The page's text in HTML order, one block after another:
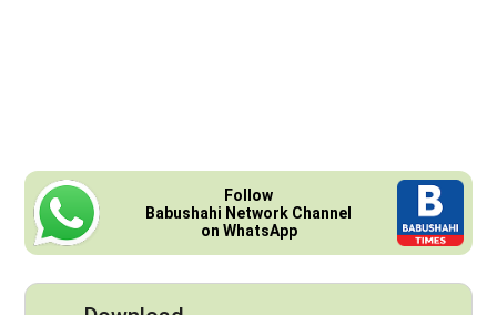
Follow
Babushahi Network Channel
on WhatsApp